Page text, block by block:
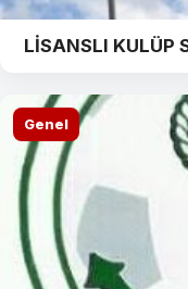
LİSANSLI KULÜP
Genel